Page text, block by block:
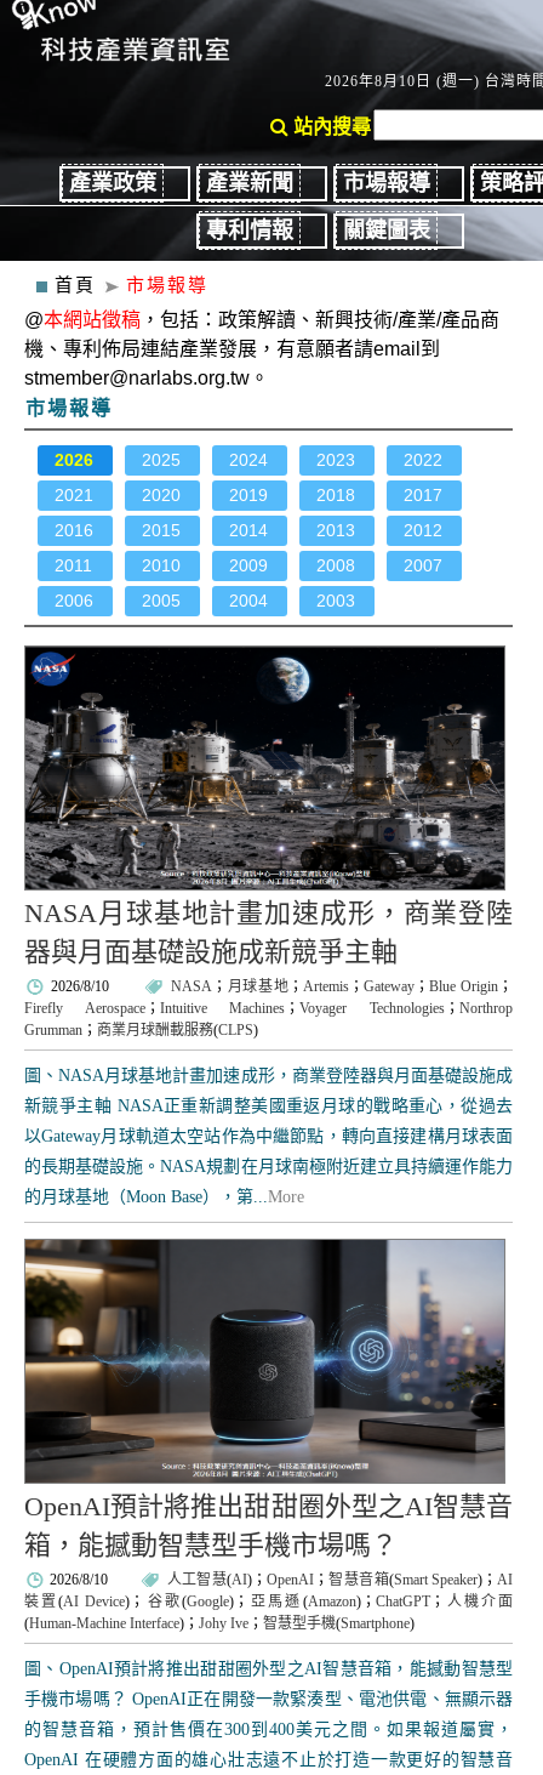
2026年8月10日 (週一) 台灣時
站內搜尋
產業政策 產業新聞 市場報導
策略
專利情報
關鍵圖表
首頁 市場報導
@本網站徵稿 ，包括：政策解讀、新興技術/產業/產品商
機、專利佈局連結產業發展，有意願者請email到
stmember@narlabs.org.tw。
市場報導
2026 2025 2024 2023
2022
2021
2020 2019 2018
2017
2016
2015 2014 2013
2012
2011
2010 2009 2008
2007
2006
2005 2004 2003
NASA月球基地計畫加速成形，商業登陸
器與月面基礎設施成新競爭主軸
2026/8/10 NASA； 月球基地 ；Artemis ；Gateway ；Blue Origin ；
Firefly Aerospace； Intuitive Machines ；Voyager Technologies ；Northrop
Grumman ； 商業月球酬載服務(CLPS)
圖、NASA月球基地計畫加速成形，商業登陸器與月面基礎設施成
新競爭主軸 NASA正重新調整美國重返月球的戰略重心，從過去
以Gateway月球軌道太空站作為中繼節點，轉向直接建構月球表面
的長期基礎設施。NASA規劃在月球南極附近建立具持續運作能力
的月球基地（Moon Base），第...More
OpenAI預計將推出甜甜圈外型之AI智慧音
箱，能撼動智慧型手機市場嗎？
2026/8/10 人工智慧(AI)；OpenAI ；智慧音箱(Smart Speaker)；AI
裝置(AI Device)； 谷歌(Google)； 亞馬遜 (Amazon)； ChatGPT； 人機介面
(Human-Machine Interface)； Johy Ive ； 智慧型手機(Smartphone)
圖、OpenAI預計將推出甜甜圈外型之AI智慧音箱，能撼動智慧型
手機市場嗎？ OpenAI正在開發一款緊湊型、電池供電、無顯示器
的智慧音箱，預計售價在300到400美元之間。如果報道屬實，
OpenAI 在硬體方面的雄心壯志遠不止於打造一款更好的智慧音